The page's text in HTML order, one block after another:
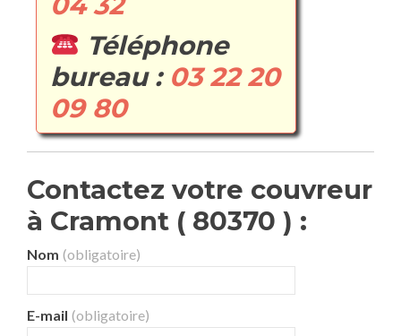
Téléphone
bureau : 03 22 20
09 80
Contactez votre couvreur
à Cramont ( 80370 ) :
Nom (obligatoire)
E-mail (obligatoire)